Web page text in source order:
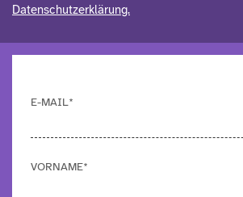
Datenschutzerklärung.
E-MAIL*
VORNAME*